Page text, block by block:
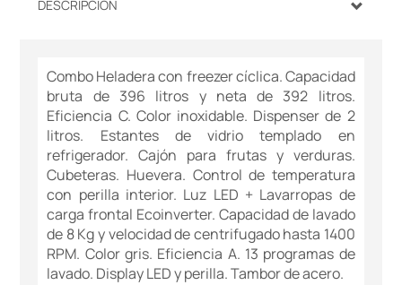
DESCRIPCIÓN
Combo Heladera con freezer cíclica. Capacidad
bruta de 396 litros y neta de 392 litros.
Eficiencia C. Color inoxidable. Dispenser de 2
litros. Estantes de vidrio templado en
refrigerador. Cajón para frutas y verduras.
Cubeteras. Huevera. Control de temperatura
con perilla interior. Luz LED + Lavarropas de
carga frontal Ecoinverter. Capacidad de lavado
de 8 Kg y velocidad de centrifugado hasta 1400
RPM. Color gris. Eficiencia A. 13 programas de
lavado. Display LED y perilla. Tambor de acero.